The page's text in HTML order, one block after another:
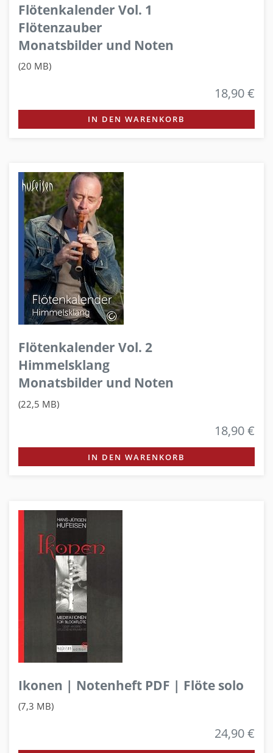
Flötenkalender Vol. 1
Flötenzauber
Monatsbilder und Noten
(20 MB)
18,90 €
IN DEN WARENKORB
Flötenkalender Vol. 2
Himmelsklang
Monatsbilder und Noten
(22,5 MB)
18,90 €
IN DEN WARENKORB
Ikonen | Notenheft PDF | Flöte solo
(7,3 MB)
24,90 €